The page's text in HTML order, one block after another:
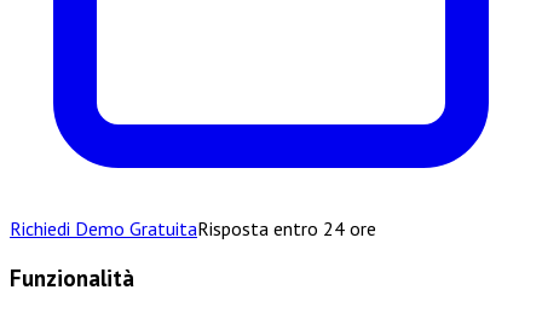
Richiedi Demo GratuitaRisposta entro 24 ore
Funzionalità